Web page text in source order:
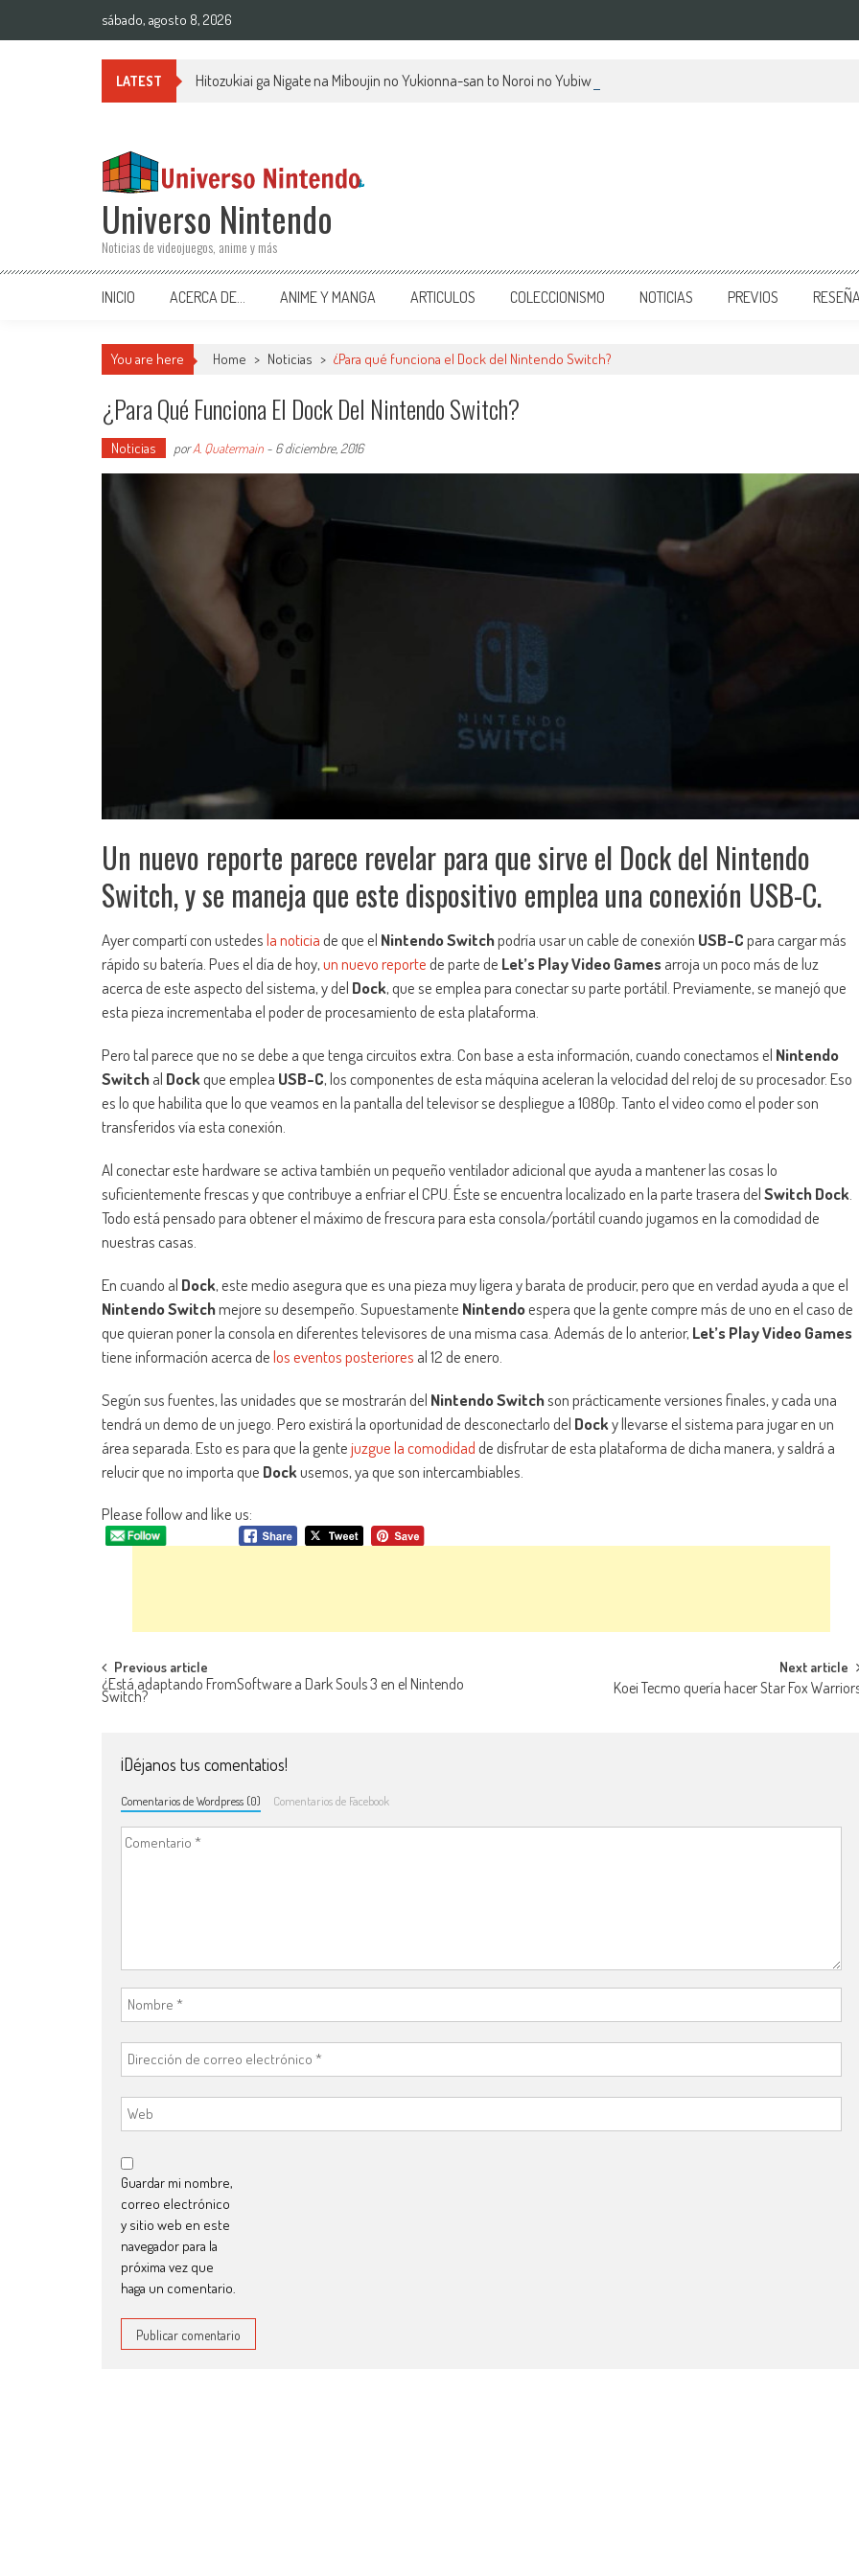
sábado, agosto 8, 2026
LATEST Hitozukiai ga Nigate na Miboujin no Yukionna-san to Noroi no Yubiwa, su mes de estreno y avances
Universo Nintendo
Noticias de videojuegos, anime y más
INICIO ACERCA DE… ANIME Y MANGA ARTICULOS COLECCIONISMO NOTICIAS PREVIOS
You are here Home > Noticias > ¿Para qué funciona el Dock del Nintendo Switch?
¿Para Qué Funciona El Dock Del Nintendo Switch?
Noticias porA. Quatermain - 6 diciembre, 2016
Un nuevo reporte parece revelar para que sirve el Dock del Nintendo
Switch, y se maneja que este dispositivo emplea una conexión USB-C.
Ayer compartí con ustedesla noticiade que el Nintendo Switchpodría usar un cable de conexión USB-Cpara cargar más
rápido su batería. Pues el día de hoy,un nuevo reportede parte de Let’s Play Video Gamesarroja un poco más de luz
acerca de este aspecto del sistema, y del Dock, que se emplea para conectar su parte portátil. Previamente, se manejó que
esta pieza incrementaba el poder de procesamiento de esta plataforma.
Pero tal parece que no se debe a que tenga circuitos extra. Con base a esta información, cuando conectamos el Nintendo
Switchal Dockque emplea USB-C, los componentes de esta máquina aceleran la velocidad del reloj de su procesador. Eso
es lo que habilita que lo que veamos en la pantalla del televisor se despliegue a 1080p. Tanto el video como el poder son
transferidos vía esta conexión.
Al conectar este hardware se activa también un pequeño ventilador adicional que ayuda a mantener las cosas lo
suficientemente frescas y que contribuye a enfriar el CPU. Éste se encuentra localizado en la parte trasera delSwitch Dock.
Todo está pensado para obtener el máximo de frescura para esta consola/portátil cuando jugamos en la comodidad de
nuestras casas.
En cuando al Dock, este medio asegura que es una pieza muy ligera y barata de producir, pero que en verdad ayuda a que el
Nintendo Switchmejore su desempeño. Supuestamente Nintendoespera que la gente compre más de uno en el caso de
que quieran poner la consola en diferentes televisores de una misma casa. Además de lo anterior, Let’s Play Video Games
tiene información acerca delos eventos posteriores al 12 de enero.
Según sus fuentes, las unidades que se mostrarán del Nintendo Switchson prácticamente versiones finales, y cada una
tendrá un demo de un juego. Pero existirá la oportunidad de desconectarlo del Docky llevarse el sistema para jugar en un
área separada. Esto es para que la gentejuzgue la comodidadde disfrutar de esta plataforma de dicha manera, y saldrá a
relucir que no importa que Dockusemos, ya que son intercambiables.
Please follow and like us:
Navegación de entradas
Previous article
¿Está adaptando FromSoftware a Dark Souls 3 en el Nintendo
Switch?
Next article
Koei Tecmo quería hacer Star Fox
¡Déjanos tus comentatios!
Comentarios de Wordpress (0) Comentarios de Facebook
Guardar mi nombre,
correo electrónico
y sitio web en este
navegador para la
próxima vez que
haga un comentario.